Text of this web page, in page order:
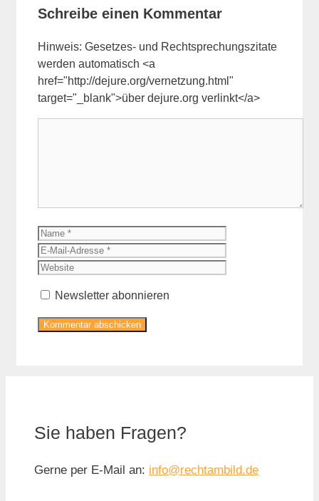
Schreibe einen Kommentar
Hinweis: Gesetzes- und Rechtsprechungszitate
werden automatisch <a
href="http://dejure.org/vernetzung.html"
target="_blank">über dejure.org verlinkt</a>
Name
Newsletter abonnieren
Sie haben Fragen?
Gerne per E-Mail an: info@rechtambild.de